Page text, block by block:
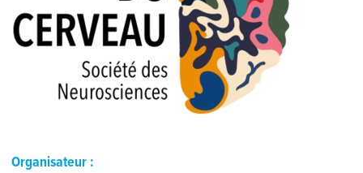
Organisateur :